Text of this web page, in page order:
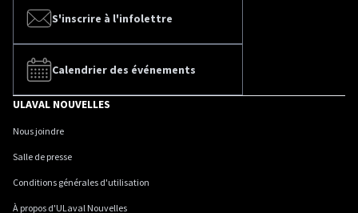
S'inscrire à l'infolettre
Calendrier des événements
ULAVAL NOUVELLES
Nous joindre
Salle de presse
Conditions générales d'utilisation
À propos d'ULaval Nouvelles